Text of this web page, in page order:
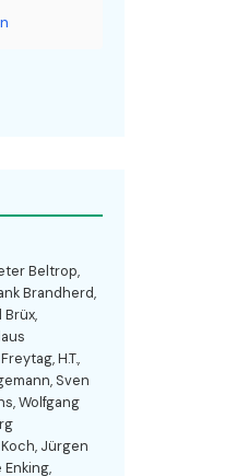
Beltrop,
Brandherd,
Brüx,
H.T.,
Sven
Wolfgang
Jürgen